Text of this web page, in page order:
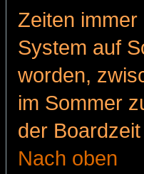
Zeiten
System auf
worden,
im Sommer
der
Nach oben